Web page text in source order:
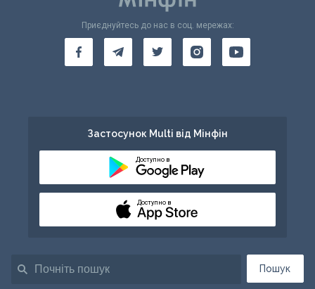
Пошук
Приєднуйтесь до нас в соц. мережах:
Застосунок Multi від Мінфін
Доступно в
Доступно в